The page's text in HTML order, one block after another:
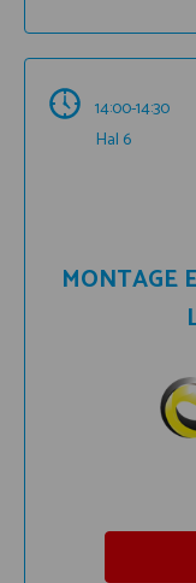
14:00-14:30
Hal 6
MONTAGE